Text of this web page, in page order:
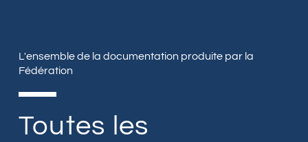
L'ensemble de la documentation produite par la
Fédération
Toutes les